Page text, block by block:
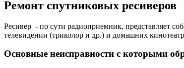
Ремонт спутниковых ресиверов
Ресивер - по сути радиоприемник, представляет
телевидении (триколор и др.) и домашних
Основные неисправности с которыми